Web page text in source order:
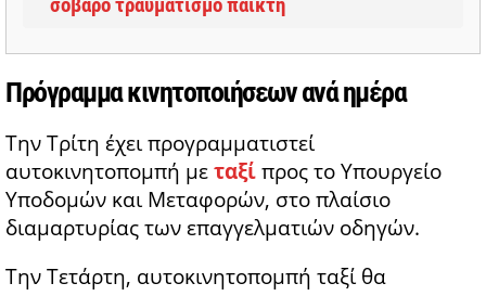
σοβαρό τραυματισμό παίκτη
Πρόγραμμα κινητοποιήσεων ανά ημέρα
Την Τρίτη έχει προγραμματιστεί
αυτοκινητοπομπή μεταξίπρος τοΥπουργείο
Υποδομών και Μεταφορών, στο πλαίσιο
διαμαρτυρίας των επαγγελματιών οδηγών.
Την Τετάρτη, αυτοκινητοπομπή ταξί θα